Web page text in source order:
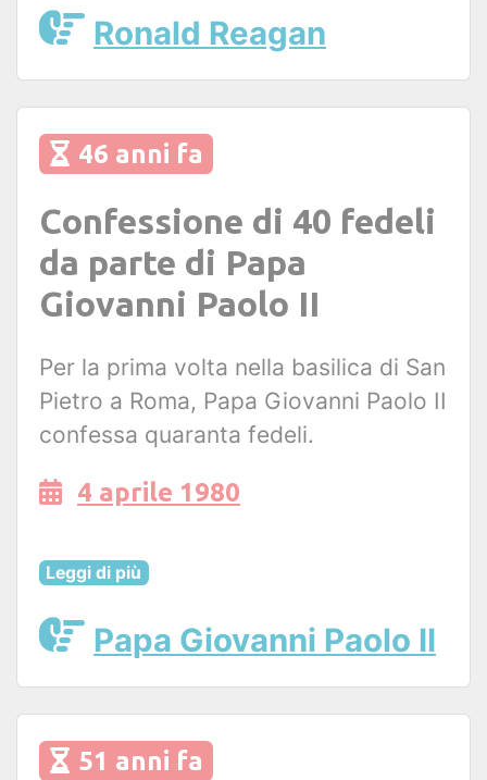
Ronald Reagan
46 anni fa
Confessione di 40 fedeli
da parte di Papa
Giovanni Paolo II
Per la prima volta nella basilica di San
Pietro a Roma, Papa Giovanni Paolo II
confessa quaranta fedeli.
4 aprile 1980
Leggi di più
Papa Giovanni Paolo II
51 anni fa